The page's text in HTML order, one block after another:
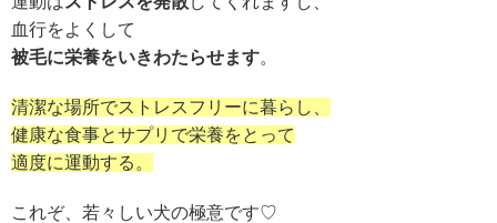
血行をよくして
被毛に栄養をいきわたらせます。
清潔な場所でストレスフリーに暮らし、
健康な食事とサプリで栄養をとって
適度に運動する。
これぞ、若々しい犬の極意です♡